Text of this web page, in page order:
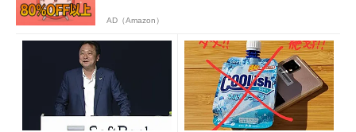
AD（Amazon）